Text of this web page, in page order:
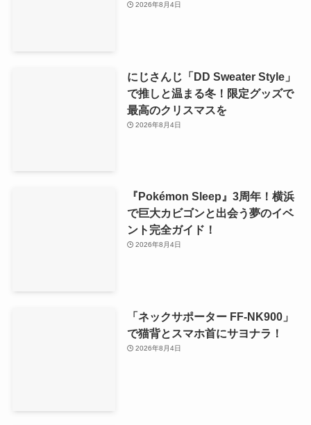
2026年8月4日
にじさんじ「DD Sweater Style」
で推しと温まる冬！限定グッズで
最高のクリスマスを
2026年8月4日
『Pokémon Sleep』3周年！横浜
で巨大カビゴンと出会う夢のイベ
ント完全ガイド！
2026年8月4日
「ネックサポーター FF-NK900」
で猫背とスマホ首にサヨナラ！
2026年8月4日